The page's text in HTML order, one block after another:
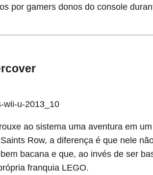
por gamers donos do console
ao sistema uma aventura em
Row, a diferença é que nele
bacana e que, ao invés de ser
franquia LEGO.